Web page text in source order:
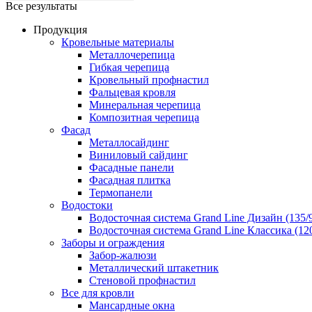
Все результаты
Продукция
Кровельные материалы
Металлочерепица
Гибкая черепица
Кровельный профнастил
Фальцевая кровля
Минеральная черепица
Композитная черепица
Фасад
Металлосайдинг
Виниловый сайдинг
Фасадные панели
Фасадная плитка
Термопанели
Водостоки
Водосточная система Grand Line Дизайн (135/
Водосточная система Grand Line Классика
Заборы и ограждения
Забор-жалюзи
Металлический штакетник
Стеновой профнастил
Все для кровли
Мансардные окна